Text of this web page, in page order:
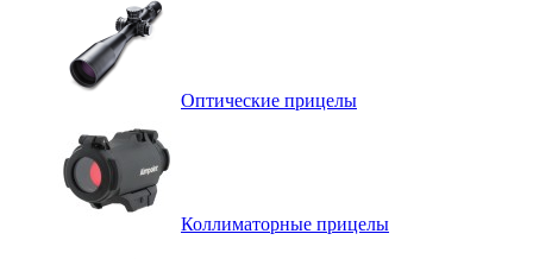
Оптические прицелы
Коллиматорные прицелы